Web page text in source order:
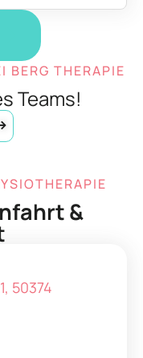
BERG THERAPIE
Teams!
&
50374